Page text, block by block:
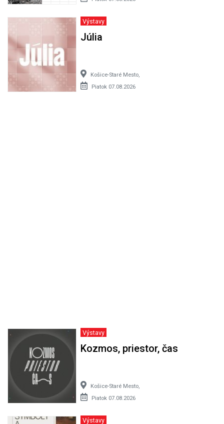
Výstavy
Júlia
Košice-Staré Mesto,
Piatok 07.08.2026
Výstavy
Kozmos, priestor, čas
Košice-Staré Mesto,
Piatok 07.08.2026
Výstavy